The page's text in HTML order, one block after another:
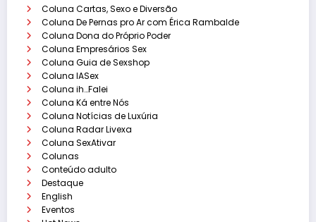
Coluna Cartas, Sexo e Diversão
Coluna De Pernas pro Ar com Érica Rambalde
Coluna Dona do Próprio Poder
Coluna Empresários Sex
Coluna Guia de Sexshop
Coluna IASex
Coluna ih…Falei
Coluna Ká entre Nós
Coluna Notícias de Luxúria
Coluna Radar Livexa
Coluna SexAtivar
Colunas
Conteúdo adulto
Destaque
English
Eventos